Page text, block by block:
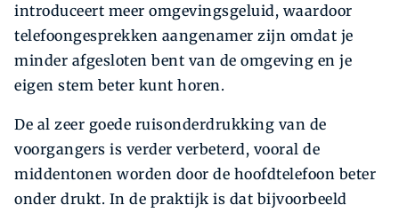
introduceert meer omgevingsgeluid, waardoor
telefoongesprekken aangenamer zijn omdat je
minder afgesloten bent van de omgeving en je
eigen stem beter kunt horen.
De al zeer goede ruisonderdrukking van de
voorgangers is verder verbeterd, vooral de
middentonen worden door de hoofdtelefoon beter
onder drukt. In de praktijk is dat bijvoorbeeld